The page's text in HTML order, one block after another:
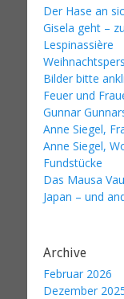
Der Hase an
Gisela geht –
Lespinassière
Bilder bitte
Feuer und
Gunnar
Anne Siegel,
Anne Siegel,
Fundstücke
Das Mausa
Japan – und
Archive
Februar 2026
Dezember